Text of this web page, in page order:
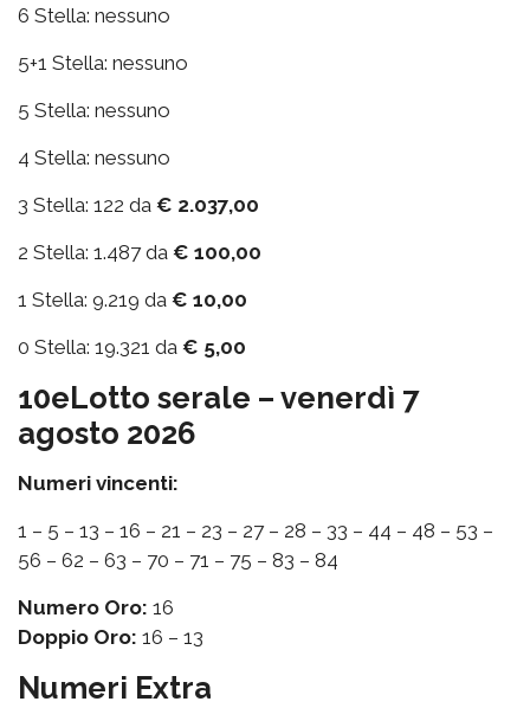
6 Stella: nessuno
5+1 Stella: nessuno
5 Stella: nessuno
4 Stella: nessuno
3 Stella: 122 da € 2.037,00
2 Stella: 1.487 da € 100,00
1 Stella: 9.219 da € 10,00
0 Stella: 19.321 da € 5,00
10eLotto serale – venerdì 7
agosto 2026
Numeri vincenti:
1 – 5 – 13 – 16 – 21 – 23 – 27 – 28 – 33 – 44 – 48 – 53 –
56 – 62 – 63 – 70 – 71 – 75 – 83 – 84
Numero Oro: 16
Doppio Oro: 16 – 13
Numeri Extra